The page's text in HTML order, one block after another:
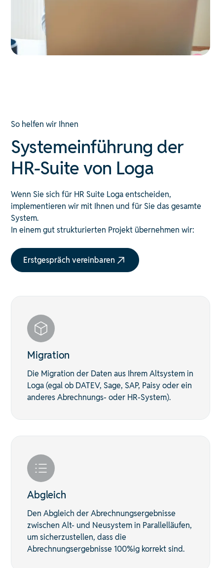
So helfen wir Ihnen
Systemeinführung der
HR-Suite von Loga
Wenn Sie sich für HR Suite Loga entscheiden,
implementieren wir mit Ihnen und für Sie das gesamte
System.
In einem gut strukturierten Projekt übernehmen wir:
Erstgespräch vereinbaren
Migration
Die Migration der Daten aus Ihrem Altsystem in
Loga (egal ob DATEV, Sage, SAP, Paisy oder ein
anderes Abrechnungs- oder HR-System).
Abgleich
Den Abgleich der Abrechnungsergebnisse
zwischen Alt- und Neusystem in Parallelläufen,
um sicherzustellen, dass die
Abrechnungsergebnisse 100%ig korrekt sind.